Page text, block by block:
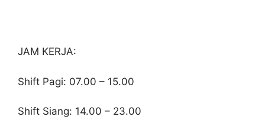
JAM KERJA:
Shift Pagi: 07.00 – 15.00
Shift Siang: 14.00 – 23.00